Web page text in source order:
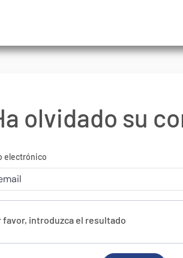
olvidado su
electrónico
favor, introduzca el resultado